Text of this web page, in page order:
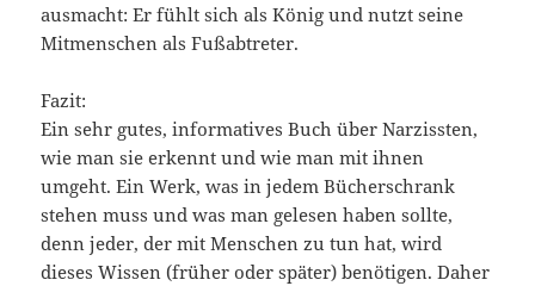
ausmacht: Er fühlt sich als König und nutzt seine
Mitmenschen als Fußabtreter.
Fazit:
Ein sehr gutes, informatives Buch über Narzissten,
wie man sie erkennt und wie man mit ihnen
umgeht. Ein Werk, was in jedem Bücherschrank
stehen muss und was man gelesen haben sollte,
denn jeder, der mit Menschen zu tun hat, wird
dieses Wissen (früher oder später) benötigen. Daher